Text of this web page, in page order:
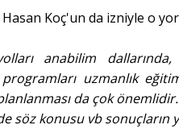
Koç'un da izniyle o
anabilim
uzmanlık
da çok önemlidir.
konusu vb sonuçların